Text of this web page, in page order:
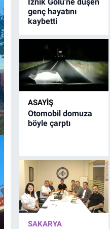
genç hayatını
kaybetti
ASAYİŞ
Otomobil domuza
böyle çarptı
SAKARYA